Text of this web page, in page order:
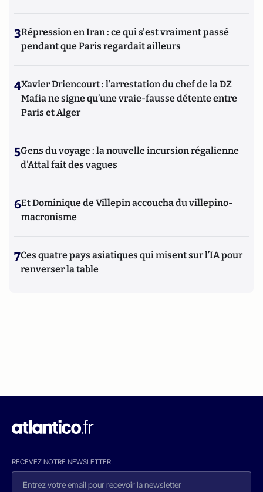
3Répression en Iran : ce qui s'est vraiment passé
pendant que Paris regardait ailleurs
4Xavier Driencourt : l’arrestation du chef de la DZ
Mafia ne signe qu’une vraie-fausse détente entre
Paris et Alger
5Gens du voyage : la nouvelle incursion régalienne
d'Attal fait des vagues
6Et Dominique de Villepin accoucha du villepino-
macronisme
7Ces quatre pays asiatiques qui misent sur l’IA pour
renverser la table
RECEVEZ NOTRE NEWSLETTER